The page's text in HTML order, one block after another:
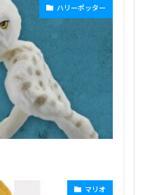
ハリーポッター
マリオ